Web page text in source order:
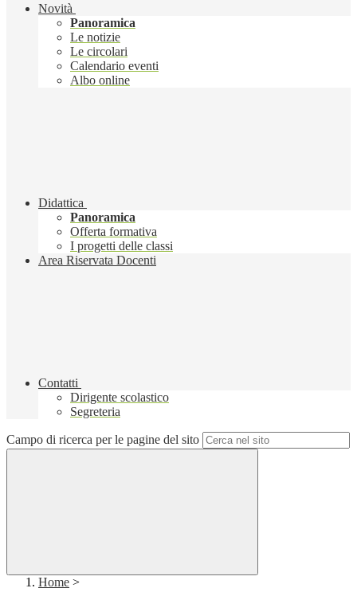
Novità
Panoramica
Le notizie
Le circolari
Calendario eventi
Albo online
Didattica
Panoramica
Offerta formativa
I progetti delle classi
Area Riservata Docenti
Contatti
Dirigente scolastico
Segreteria
Campo di ricerca per le pagine del sito
Home >